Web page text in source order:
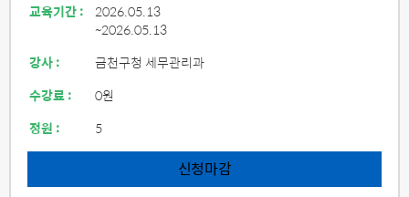
교육기간 : 2026.05.13
~2026.05.13
강사 :
금천구청 세무관리과
수강료 :
0원
정원 :
5
신청마감